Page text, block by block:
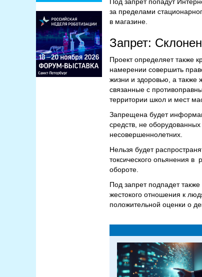
за пределами
в магазине.
Запрет:
Проект определяет также
намерении совершить
жизни и здоровью, а также
связанные с
территории школ и мест
Запрещена будет
средств, не
несовершеннолетних.
Нельзя будет
токсического опьянения в
обороте.
Под запрет подпадет
жестокого отношения к
положительной оценки о